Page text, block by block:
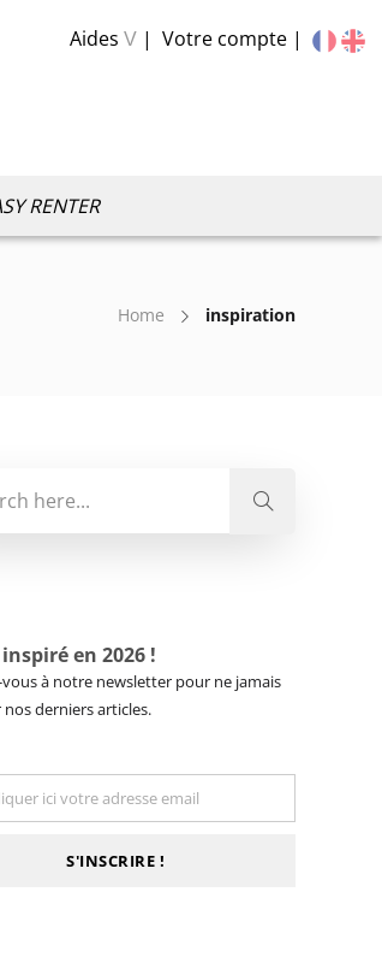
Aides V Votre compte
RENTER
Home inspiration
en 2026 !
vous à notre newsletter pour ne jamais
derniers articles.
ici votre adresse email
S'INSCRIRE !